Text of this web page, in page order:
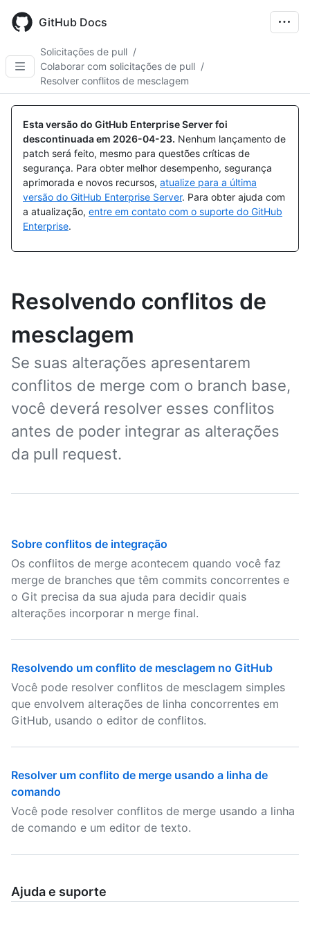
main
GitHub Docs
Solicitações de pull /
Colaborar com solicitações de pull /
Resolver conflitos de mesclagem
Esta versão do GitHub Enterprise Server foi
descontinuada em 2026-04-23. Nenhum lançamento de
patch será feito, mesmo para questões críticas de
segurança. Para obter melhor desempenho, segurança
aprimorada e novos recursos, atualize para a última
versão do GitHub Enterprise Server. Para obter ajuda com
a atualização, entre em contato com o suporte do GitHub
Enterprise.
Resolvendo conflitos de
mesclagem
Se suas alterações apresentarem
conflitos de merge com o branch base,
você deverá resolver esses conflitos
antes de poder integrar as alterações
da pull request.
Sobre conflitos de integração
Os conflitos de merge acontecem quando você faz
merge de branches que têm commits concorrentes e
o Git precisa da sua ajuda para decidir quais
alterações incorporar n merge final.
Resolvendo um conflito de mesclagem no GitHub
Você pode resolver conflitos de mesclagem simples
que envolvem alterações de linha concorrentes em
GitHub, usando o editor de conflitos.
Resolver um conflito de merge usando a linha de
comando
Você pode resolver conflitos de merge usando a linha
de comando e um editor de texto.
Ajuda e suporte